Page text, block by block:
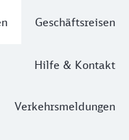
Geschäftsreisen
Hilfe & Kontakt
Verkehrsmeldungen